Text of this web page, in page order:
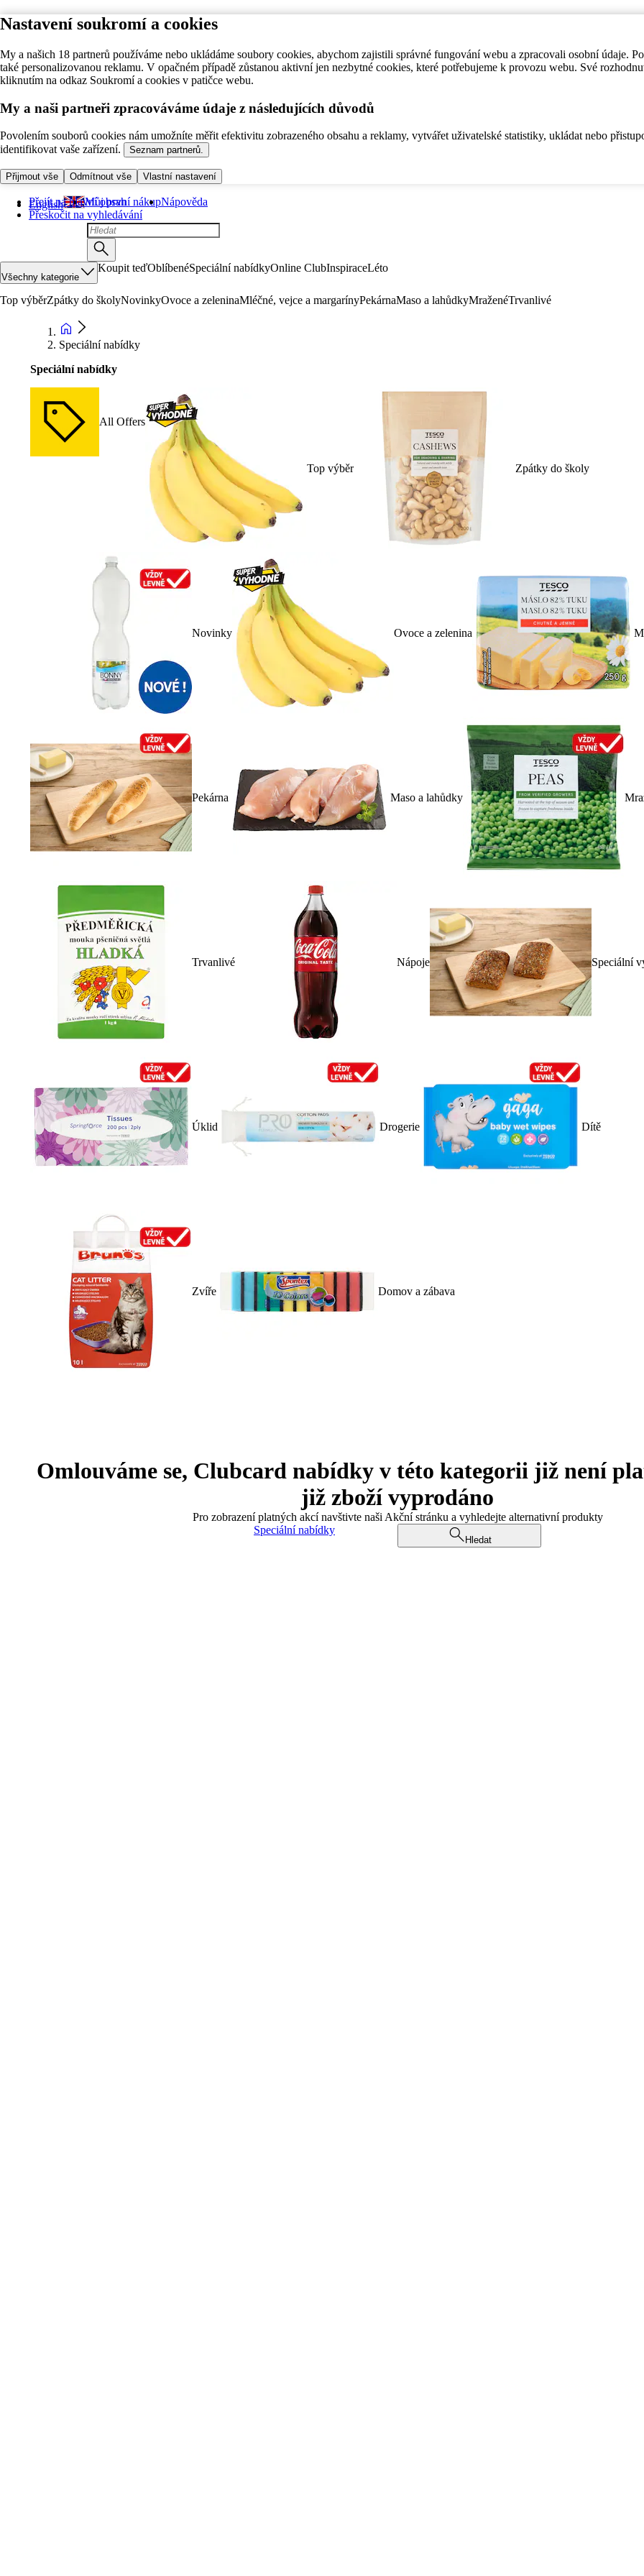
Nastavení soukromí a cookies
My a našich 18 partnerů používáme nebo ukládáme soubory cookies, abychom zajistili správné fungování webu a zpracovali osobní údaje.
také personalizovanou reklamu. V opačném případě zůstanou aktivní jen nezbytné cookies, které potřebujeme k provozu webu. Své
kliknutím na odkaz Soukromí a cookies v patičce webu.
My a naši partneři zpracováváme údaje z následujících důvodů
Povolením souborů cookies nám umožníte měřit efektivitu zobrazeného obsahu a reklamy, vytvářet uživatelské statistiky, ukládat nebo
identifikovat vaše zařízení.
Seznam partnerů.
Přijmout vše Odmítnout vše Vlastní nastavení
Přejít na hlavní obsah
Přeskočit na vyhledávání
English Můj první nákupNápověda
Všechny kategorie
Koupit teďOblíbenéSpeciální nabídkyOnline ClubInspiraceLéto
Top výběrZpátky do školyNovinkyOvoce a zeleninaMléčné, vejce a margarínyPekárnaMaso a lahůdkyMraženéTrvanlivé
Speciální nabídky
Speciální nabídky
All Offers
Top výběr Zpátky do školy
Novinky Ovoce a zelenina
Pekárna Maso a lahůdky
Trvanlivé Nápoje Speciální
Úklid Drogerie Dítě
Zvíře Domov a zábava
Omlouváme se, Clubcard nabídky v této kategorii již není
již zboží vyprodáno
Pro zobrazení platných akcí navštivte naši Akční stránku a vyhledejte alternativní produkty
Speciální nabídky
Hledat